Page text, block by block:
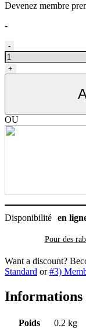
Devenez membre
-
quantité
de
Andis
vis
2
unités
-
+
OU
Disponibilité en
Pour des
Want a discount?
Standard or#3)
Informations
Poids
0.2 kg